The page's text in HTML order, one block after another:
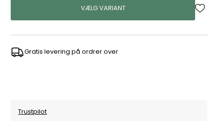
VÆLG VARIANT
Gratis levering på ordrer over
Trustpilot